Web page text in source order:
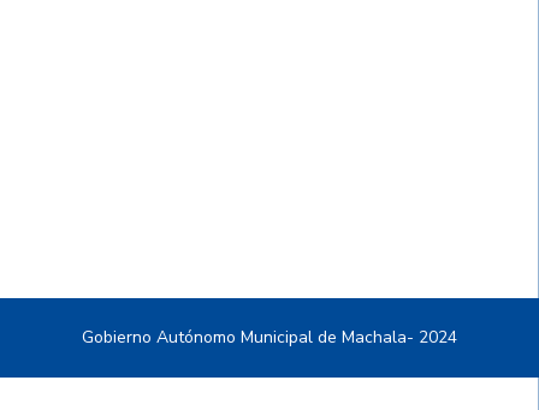
Gobierno Autónomo Municipal de Machala- 2024